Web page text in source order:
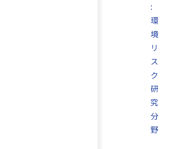
:
環
境
リ
ス
ク
研
究
分
野